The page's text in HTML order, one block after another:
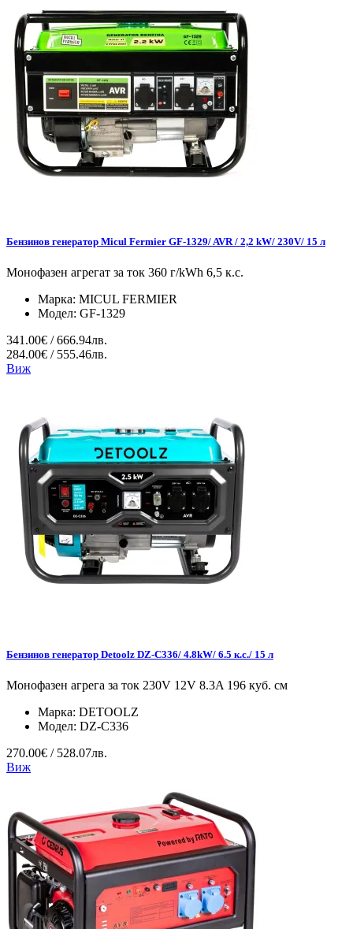
Бензинов генератор Micul Fermier GF-1329/ AVR / 2,2 kW/ 230V/ 15 л
Монофазен агрегат за ток 360 г/kWh 6,5 к.с.
Марка: MICUL FERMIER
Модел: GF-1329
341.00€ / 666.94лв.
284.00€ / 555.46лв.
Виж
Бензинов генератор Detoolz DZ-C336/ 4.8kW/ 6.5 к.с./ 15 л
Монофазен агрега за ток 230V 12V 8.3A 196 куб. см
Марка: DETOOLZ
Модел: DZ-C336
270.00€ / 528.07лв.
Виж